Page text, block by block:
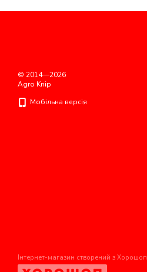
© 2014—2026
Agro Knip
Мобільна версія
Інтернет-магазин створений з Хорошоп